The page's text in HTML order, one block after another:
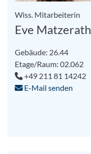
Wiss. Mitarbeiterin
Eve Matzerath
Gebäude: 26.44
Etage/Raum: 02.062
+49 211 81 14242
E-Mail senden